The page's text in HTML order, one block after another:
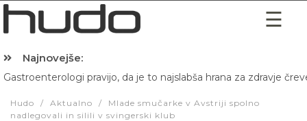
Najnovejše:
Gastroenterologi pravijo, da je to najslabša hrana za zdravje
Hudo / Aktualno /
Mlade smučarke v Avstriji spolno
nadlegovali in silili v svingerski klub